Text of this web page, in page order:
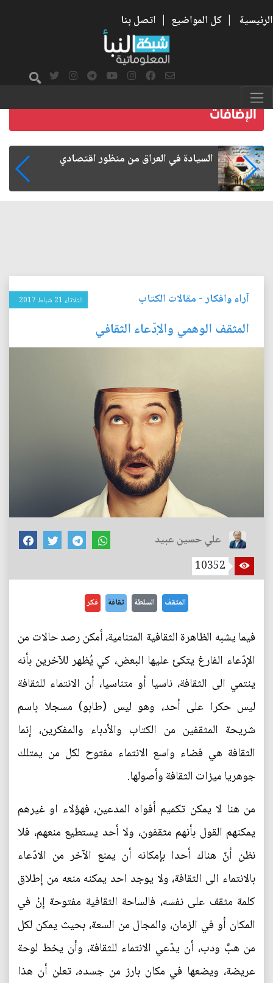
الرئيسية | كل المواضيع | اتصل بنا
ما بعد الأربعين.. كيف اتسعت الزيارة من هويتها
آراء وافكار- مقالات الكتاب الثلاثاء 21 شباط 2017
المثقف الوهمي والإدّعاء الثقافي
علي حسين عبيد
10352
المثقف السلطة ثقافة فكر
فيما يشبه الظاهرة الثقافية المتنامية، أمكن رصد حالات من
الإدّعاء الفارغ يتكئ عليها البعض، كي يُظهر للآخرين بأنه
ينتمي الى الثقافة، ناسيا أو متناسيا، أن الانتماء للثقافة
ليس حكرا على أحد، وهو ليس (طابو) مسجلا باسم
شريحة المثقفين من الكتاب والأدباء والمفكرين، إنما
الثقافة هي فضاء واسع الانتماء مفتوح لكل من يمتلك
جوهريا ميزات الثقافة وأصولها.
من هنا لا يمكن تكميم أفواه المدعين، فهؤلاء او غيرهم
يمكنهم القول بأنهم مثقفون، ولا أحد يستطيع منعهم، فلا
نظن أنّ هناك أحدا بإمكانه أن يمنع الآخر من الادّعاء
بالانتماء الى الثقافة، ولا يوجد احد يمكنه منعه من إطلاق
كلمة مثقف على نفسه، فالساحة الثقافية مفتوحة إنْ في
المكان أو في الزمان، والمجال من السعة، بحيث يمكن لكل
من هبَّ ودب، أن يدّعي الانتماء للثقافة، وأن يخط لوحة
عريضة، ويضعها في مكان بارز من جسده، تعلن أن هذا